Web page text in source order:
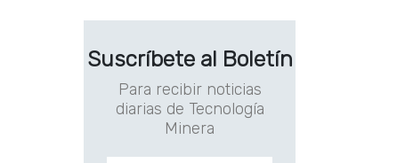
Suscríbete al Boletín
Para recibir noticias
diarias de Tecnología
Minera